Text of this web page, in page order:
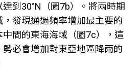
到30°N（圖7b）。將兩時期
發現通過頻率增加最主要的
間的東海海域（圖7c），這
必會增加對東亞地區降雨的